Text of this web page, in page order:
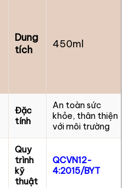
Dung
tích
450ml
Đặc
tính
An toàn sức
khỏe, thân thiện
với môi trường
Quy
trình
kỹ
thuật
QCVN12-
4:2015/BYT